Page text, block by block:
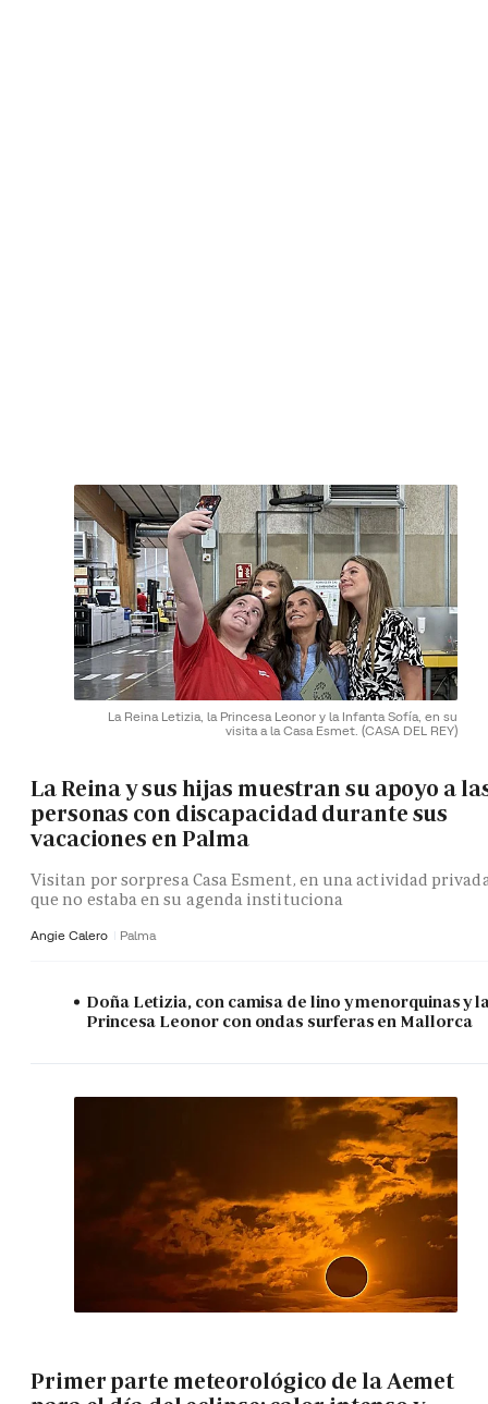
La Reina Letizia, la Princesa Leonor y la Infanta Sofía, en su
visita a la Casa Esmet. (CASA DEL REY)
La Reina y sus hijas muestran su apoyo a
personas con discapacidad durante sus
vacaciones en Palma
Visitan por sorpresa Casa Esment, en una actividad
que no estaba en su agenda instituciona
Angie Calero Palma
Doña Letizia, con camisa de lino y menorquinas y
Princesa Leonor con ondas surferas en Mallorca
Primer parte meteorológico de la Aemet